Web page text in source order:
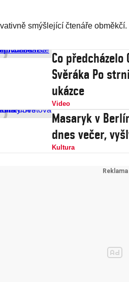
smýšlející čtenáře obměkčí.
Co
Svěráka Po
ukázce
Video
Masaryk v
dnes večer,
Kultura